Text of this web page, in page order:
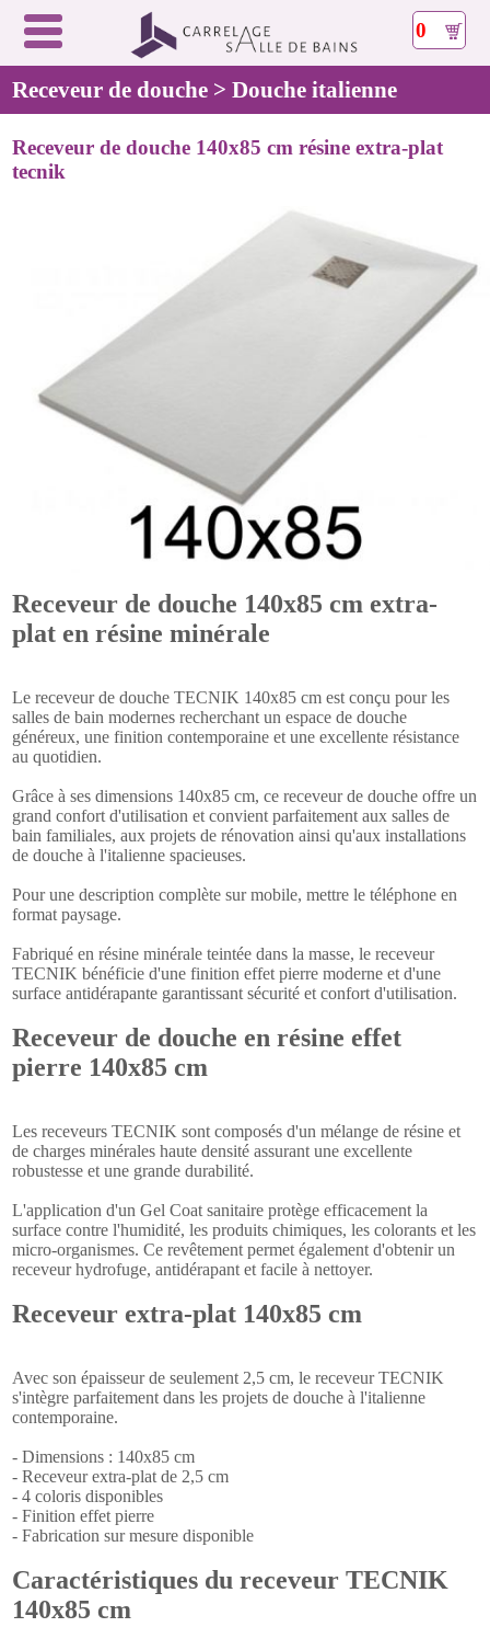
0
Receveur de douche > Douche italienne
Receveur de douche 140x85 cm résine extra-plat
tecnik
Receveur de douche 140x85 cm extra-
plat en résine minérale
Le receveur de douche TECNIK 140x85 cm est conçu pour les
salles de bain modernes recherchant un espace de douche
généreux, une finition contemporaine et une excellente résistance
au quotidien.
Grâce à ses dimensions 140x85 cm, ce receveur de douche offre un
grand confort d'utilisation et convient parfaitement aux salles de
bain familiales, aux projets de rénovation ainsi qu'aux installations
de douche à l'italienne spacieuses.
Pour une description complète sur mobile, mettre le téléphone en
format paysage.
Fabriqué en résine minérale teintée dans la masse, le receveur
TECNIK bénéficie d'une finition effet pierre moderne et d'une
surface antidérapante garantissant sécurité et confort d'utilisation.
Receveur de douche en résine effet
pierre 140x85 cm
Les receveurs TECNIK sont composés d'un mélange de résine et
de charges minérales haute densité assurant une excellente
robustesse et une grande durabilité.
L'application d'un Gel Coat sanitaire protège efficacement la
surface contre l'humidité, les produits chimiques, les colorants et les
micro-organismes. Ce revêtement permet également d'obtenir un
receveur hydrofuge, antidérapant et facile à nettoyer.
Receveur extra-plat 140x85 cm
Avec son épaisseur de seulement 2,5 cm, le receveur TECNIK
s'intègre parfaitement dans les projets de douche à l'italienne
contemporaine.
- Dimensions : 140x85 cm
- Receveur extra-plat de 2,5 cm
- 4 coloris disponibles
- Finition effet pierre
- Fabrication sur mesure disponible
Caractéristiques du receveur TECNIK
140x85 cm